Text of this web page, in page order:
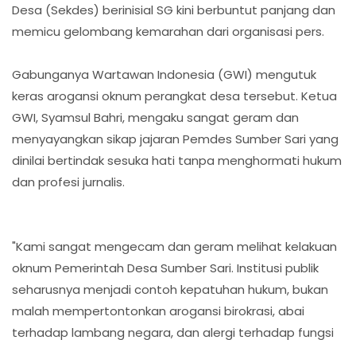
Desa (Sekdes) berinisial SG kini berbuntut panjang dan
memicu gelombang kemarahan dari organisasi pers.
​Gabunganya Wartawan Indonesia (GWI) mengutuk
keras arogansi oknum perangkat desa tersebut. Ketua
GWI, Syamsul Bahri, mengaku sangat geram dan
menyayangkan sikap jajaran Pemdes Sumber Sari yang
dinilai bertindak sesuka hati tanpa menghormati hukum
dan profesi jurnalis.
​"Kami sangat mengecam dan geram melihat kelakuan
oknum Pemerintah Desa Sumber Sari. Institusi publik
seharusnya menjadi contoh kepatuhan hukum, bukan
malah mempertontonkan arogansi birokrasi, abai
terhadap lambang negara, dan alergi terhadap fungsi